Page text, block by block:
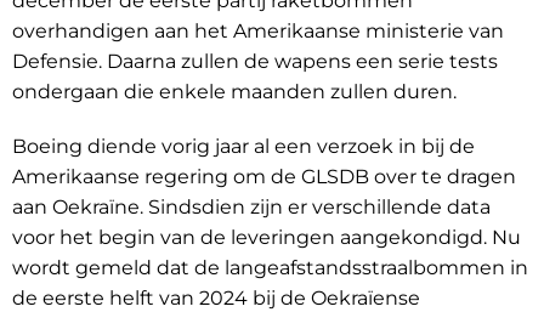
overhandigen aan het Amerikaanse ministerie van
Defensie. Daarna zullen de wapens een serie tests
ondergaan die enkele maanden zullen duren.
Boeing diende vorig jaar al een verzoek in bij de
Amerikaanse regering om de GLSDB over te dragen
aan Oekraïne. Sindsdien zijn er verschillende data
voor het begin van de leveringen aangekondigd. Nu
wordt gemeld dat de langeafstandsstraalbommen in
de eerste helft van 2024 bij de Oekraïense